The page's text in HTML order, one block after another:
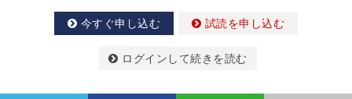
今すぐ申し込む 試読を申し込む
ログインして続きを読む